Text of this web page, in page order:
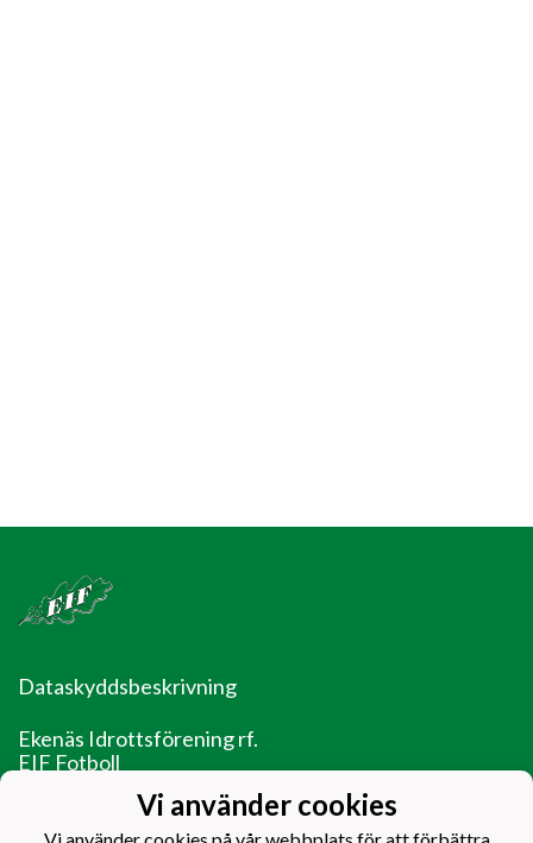
Dataskyddsbeskrivning
Ekenäs Idrottsförening rf.
EIF Fotboll
10600 EkenäsVi använder cookies